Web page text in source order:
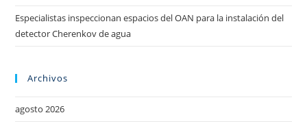
Especialistas inspeccionan espacios del OAN para la instalación del
detector Cherenkov de agua
Archivos
agosto 2026